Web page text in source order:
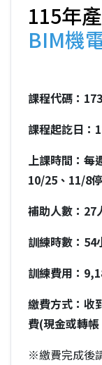
115年
BIM機
課程代碼：
課程起訖日：
上課時間：每
10/25、11/8
補助人數：27
訓練時數：54
訓練費用：
繳費方式：收
費(現金或轉
※繳費完成後